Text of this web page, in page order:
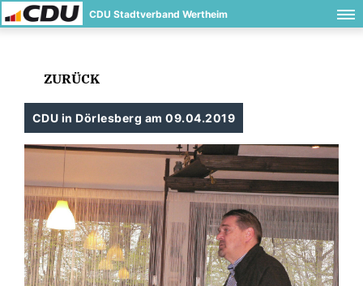
CDU Stadtverband Wertheim
ZURÜCK
CDU in Dörlesberg am 09.04.2019